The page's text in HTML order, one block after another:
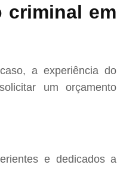
criminal em
a experiência do
um orçamento
e dedicados a